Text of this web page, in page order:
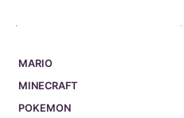
MARIO
MINECRAFT
POKEMON